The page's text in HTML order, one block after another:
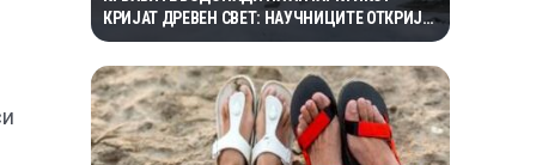
КРИЈАТ ДРЕВЕН СВЕТ: НАУЧНИЦИТЕ ОТКРИЈА
ЕКОСИСТЕМ ИЗОЛИРАН ПОВЕЌЕ ОД 1,5
МИЛИОНИ ГОДИНИ